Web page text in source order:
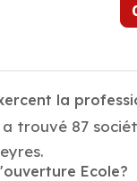
la
trouvé 87
Ecole?